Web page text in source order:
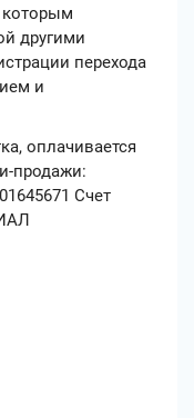
которым
другими
перехода
и
оплачивается
продажи:
Счет